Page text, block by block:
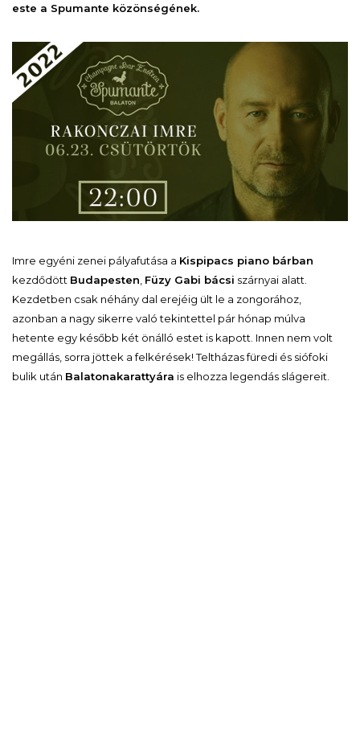
este a Spumante közönségének.
Imre egyéni zenei pályafutása a Kispipacs piano bárban
kezdődött Budapesten Füzy Gabi bácsi szárnyai alatt.
Kezdetben csak néhány dal erejéig ült le a zongorához,
azonban a nagy sikerre való tekintettel pár hónap múlva
hetente egy később két önálló estet is kapott. Innen nem volt
megállás, sorra jöttek a felkérések! Teltházas füredi és siófoki
bulik után Balatonakarattyára is elhozza legendás slágereit.